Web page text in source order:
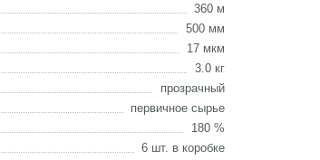
360 м
500 мм
17 мкм
3.0 кг
прозрачный
первичное сырье
180 %
6 шт. в коробке